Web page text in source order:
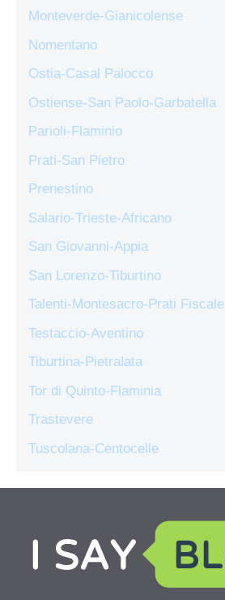
Monteverde-Gianicolense
Nomentano
Ostia-Casal Palocco
Ostiense-San Paolo-Garbatella
Parioli-Flaminio
Prati-San Pietro
Prenestino
Salario-Trieste-Africano
San Giovanni-Appia
San Lorenzo-Tiburtino
Talenti-Montesacro-Prati Fiscale
Testaccio-Aventino
Tiburtina-Pietralata
Tor di Quinto-Flaminia
Trastevere
Tuscolana-Centocelle